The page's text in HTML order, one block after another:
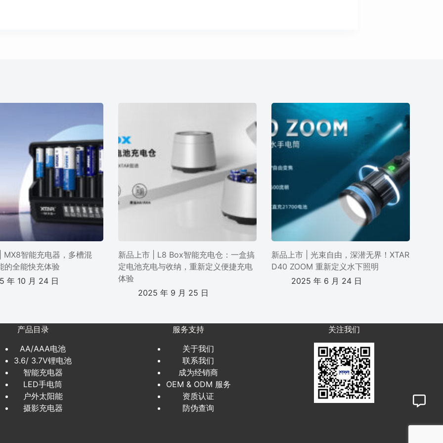
MX8智能充电器，多槽混
的全能快充体验
年 10 月 24 日
新品上市 | L8 Box智能充电仓：一盒搞
定电池充电与收纳，重新定义便捷充电
体验
2025 年 9 月 25 日
新品上市 | 光束自由，深潜无界！XTAR
D40 ZOOM 重新定义水下照明
2025 年 6 月 24 日
产品目录
AA/AAA电池
3.6/ 3.7V锂电池
智能充电器
LED手电筒
户外太阳能
摄影充电器
服务支持
关于我们
联系我们
成为经销商
OEM & ODM 服务
资质认证
防伪查询
关注我们